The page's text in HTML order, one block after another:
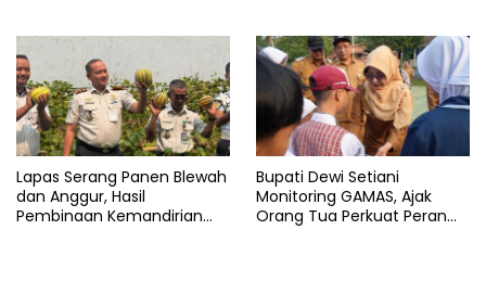
Lapas Serang Panen Blewah
dan Anggur, Hasil
Pembinaan Kemandirian
Bupati Dewi Setiani
Monitoring GAMAS, Ajak
Orang Tua Perkuat Peran